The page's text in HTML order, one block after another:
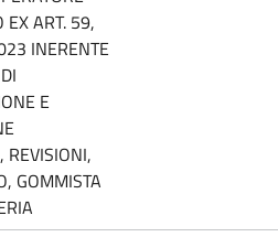
EX ART. 59,
INERENTE
E
REVISIONI,
GOMMISTA